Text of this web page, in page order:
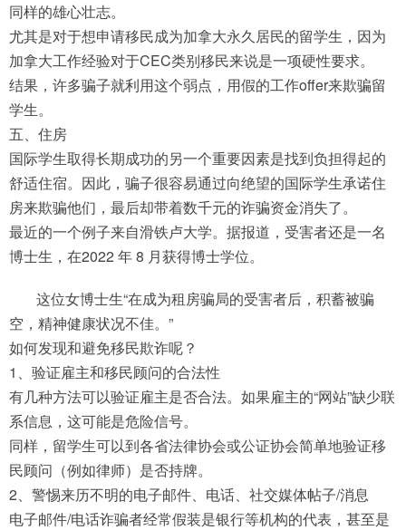
同样的雄心壮志。
尤其是对于想申请移民成为加拿大永久居民的留学生，因为
加拿大工作经验对于CEC类别移民来说是一项硬性要求。
结果，许多骗子就利用这个弱点，用假的工作offer来欺骗留
学生。
五、住房
国际学生取得长期成功的另一个重要因素是找到负担得起的
舒适住宿。因此，骗子很容易通过向绝望的国际学生承诺住
房来欺骗他们，最后却带着数千元的诈骗资金消失了。
最近的一个例子来自滑铁卢大学。据报道，受害者还是一名
博士生，在2022 年 8 月获得博士学位。
这位女博士生“在成为租房骗局的受害者后，积蓄被骗
空，精神健康状况不佳。”
如何发现和避免移民欺诈呢？
1、验证雇主和移民顾问的合法性
有几种方法可以验证雇主是否合法。如果雇主的“网站”缺少联
系信息，这可能是危险信号。
同样，留学生可以到各省法律协会或公证协会简单地验证移
民顾问（例如律师）是否持牌。
2、警惕来历不明的电子邮件、电话、社交媒体帖子/消息
电子邮件/电话诈骗者经常假装是银行等机构的代表，甚至是